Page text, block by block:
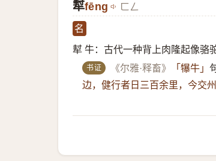
犎fēng ㄈㄥ
名
犎 牛：古代一种背上肉隆起像骆
书证 《尔雅·释畜》 「犦牛」
边，健行者日三百余里，今交